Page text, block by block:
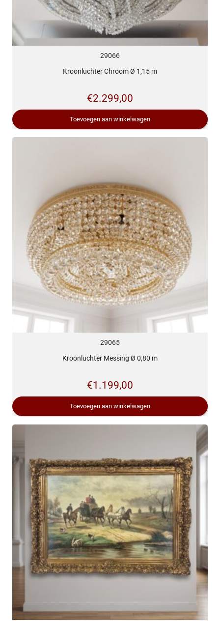
29066
Kroonluchter Chroom Ø 1,15 m
€2.299,00
Toevoegen aan winkelwagen
29065
Kroonluchter Messing Ø 0,80 m
€1.199,00
Toevoegen aan winkelwagen